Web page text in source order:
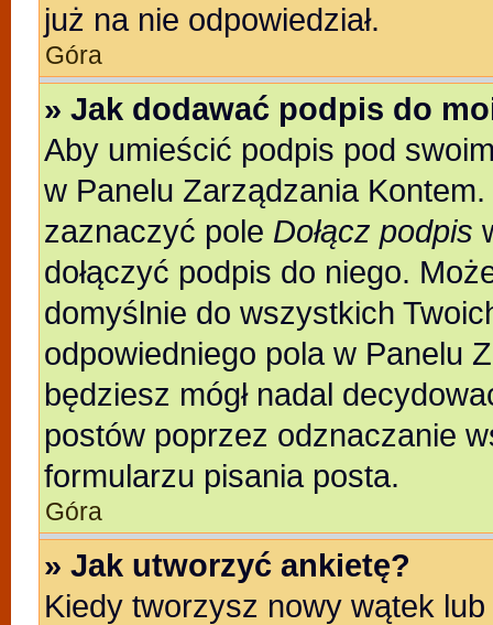
już na nie odpowiedział.
Góra
» Jak dodawać podpis do
Aby umieścić podpis pod
w Panelu Zarządzania
zaznaczyć pole Dołącz podpis
dołączyć podpis do niego.
domyślnie do wszystkich
odpowiedniego pola w Panelu
będziesz mógł nadal
postów poprzez odznaczanie
formularzu pisania posta.
Góra
» Jak utworzyć ankietę?
Kiedy tworzysz nowy wątek